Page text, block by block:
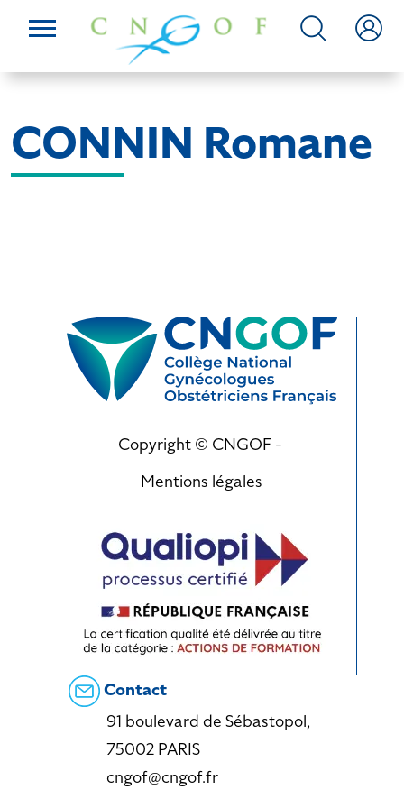
CONNIN Romane
Copyright © CNGOF -
Mentions légales
Contact
91 boulevard de Sébastopol,
75002 PARIS
cngof@cngof.fr